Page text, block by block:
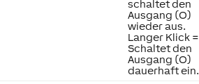
schaltet den
Ausgang (O)
wieder aus.
Langer Klick =
Schaltet den
Ausgang (O)
dauerhaft ein.